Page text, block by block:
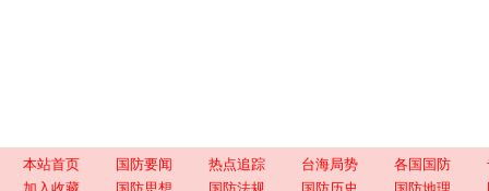
本站首页 国防要闻 热点追踪 台海局势 各国国防